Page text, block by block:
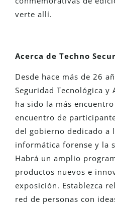
verte allí.
Acerca de Techno
Desde hace más de 26
Seguridad Tecnológica y
ha sido la más
encuentro de
del gobierno dedicado a
informática forense y la
Habrá un amplio
productos nuevos e
exposición. Establezca
red de personas con